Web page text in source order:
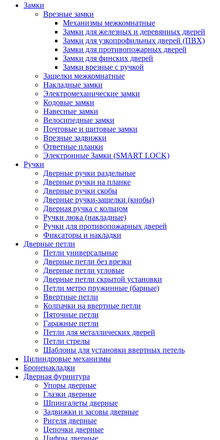
Замки
Врезные замки
Механизмы межкомнатные
Замки для железных и деревянных дверей
Замки для узкопрофильных дверей (ПВХ)
Замки для противопожарных дверей
Замки для финских дверей
Замки врезные с ручкой
Защелки межкомнатные
Накладные замки
Электромеханические замки
Кодовые замки
Навесные замки
Велосипедные замки
Почтовые и щитовые замки
Врезные задвижки
Ответные планки
Электронные Замки (SMART LOCK)
Ручки
Дверные ручки раздельные
Дверные ручки на планке
Дверные ручки скобы
Дверные ручки-защелки (кнобы)
Дверная ручка с кольцом
Ручки люка (накладные)
Ручки для противопожарных дверей
Фиксаторы и накладки
Дверные петли
Петли универсальные
Дверные петли без врезки
Дверные петли угловые
Дверные петли скрытой установки
Петли метро пружинные (барные)
Ввертные петли
Колпачки на ввертные петли
Пяточные петли
Гаражные петли
Петли для металлических дверей
Петли стрелы
Шаблоны для установки ввертных петель
Цилиндровые механизмы
Броненакладки
Дверная фурнитура
Упоры дверные
Глазки дверные
Шпингалеты дверные
Задвижки и засовы дверные
Ригеля дверные
Цепочки дверные
Цифры дверные